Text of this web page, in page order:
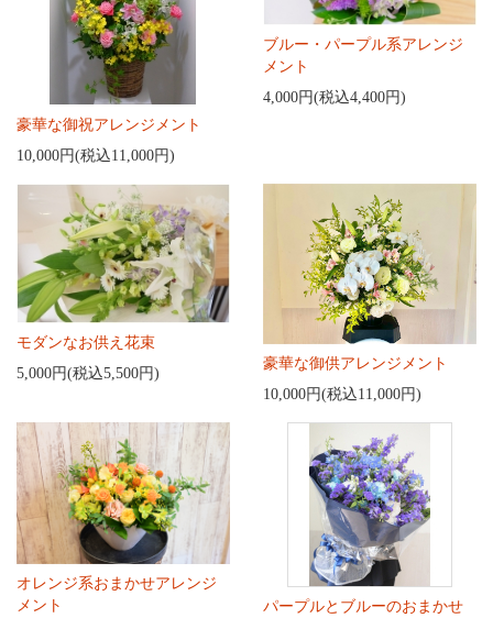
豪華な御祝アレンジメント
10,000円(税込11,000円)
ブルー・パープル系アレンジ
メント
4,000円(税込4,400円)
モダンなお供え花束
5,000円(税込5,500円)
豪華な御供アレンジメント
10,000円(税込11,000円)
オレンジ系おまかせアレンジ
メント
パープルとブルーのおまかせ